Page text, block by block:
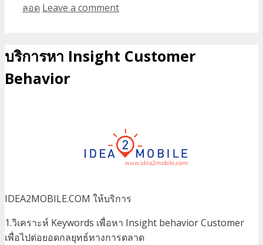
ลอด Leave a comment
บริการหา Insight Customer
Behavior
IDEA2MOBILE.COM ให้บริการ
1.วิเคราะห์ Keywords เพื่อหา Insight behavior Customer
เพื่อไปต่อยอดกลยุทธ์ทางการตลาด